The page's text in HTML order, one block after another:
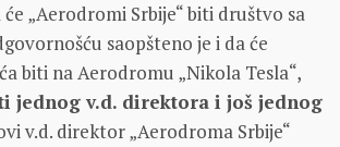
„Aerodromi Srbije“ biti društvo sa
saopšteno je i da će
biti na Aerodromu „Nikola Tesla“,
jednog v.d. direktora i još jednog
v.d. direktor „Aerodroma Srbije“